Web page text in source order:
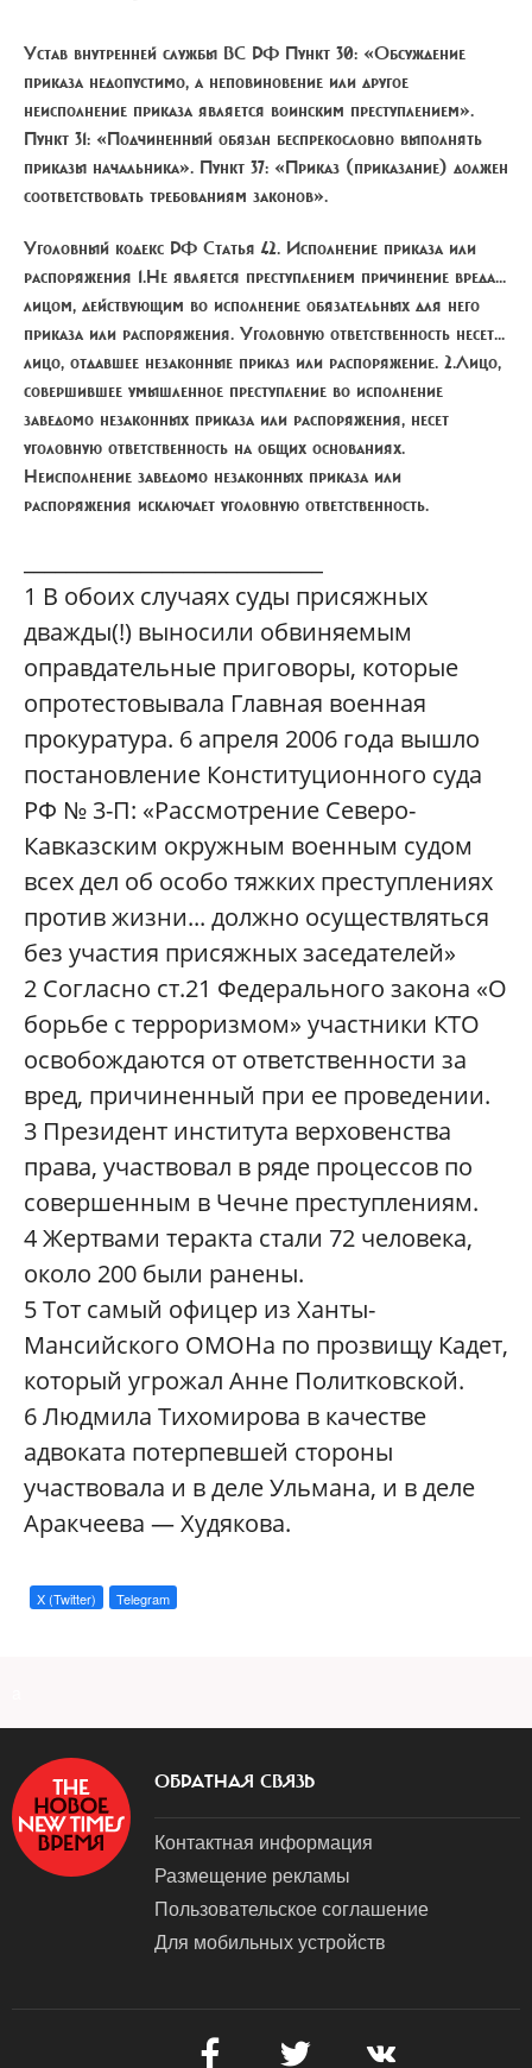
Устав внутренней службы ВС РФ Пункт 30: «Обсуждение
приказа недопустимо, а неповиновение или другое
неисполнение приказа является воинским преступлением».
Пункт 31: «Подчиненный обязан беспрекословно выполнять
приказы начальника». Пункт 37: «Приказ (приказание) должен
соответствовать требованиям законов».
Уголовный кодекс РФ Статья 42. Исполнение приказа или
распоряжения 1.Не является преступлением причинение вреда...
лицом, действующим во исполнение обязательных для него
приказа или распоряжения. Уголовную ответственность несет...
лицо, отдавшее незаконные приказ или распоряжение. 2.Лицо,
совершившее умышленное преступление во исполнение
заведомо незаконных приказа или распоряжения, несет
уголовную ответственность на общих основаниях.
Неисполнение заведомо незаконных приказа или
распоряжения исключает уголовную ответственность.
1 В обоих случаях суды присяжных
дважды(!) выносили обвиняемым
оправдательные приговоры, которые
опротестовывала Главная военная
прокуратура. 6 апреля 2006 года вышло
постановление Конституционного суда
РФ № 3-П: «Рассмотрение Северо-
Кавказским окружным военным судом
всех дел об особо тяжких преступлениях
против жизни... должно осуществляться
без участия присяжных заседателей»
2 Согласно ст.21 Федерального закона «О
борьбе с терроризмом» участники КТО
освобождаются от ответственности за
вред, причиненный при ее проведении.
3 Президент института верховенства
права, участвовал в ряде процессов по
совершенным в Чечне преступлениям.
4Жертвами теракта стали 72 человека,
около 200 были ранены.
5Тот самый офицер из Ханты-
Мансийского ОМОНа по прозвищу Кадет,
который угрожал Анне Политковской.
6Людмила Тихомирова в качестве
адвоката потерпевшей стороны
участвовала и в деле Ульмана, и в деле
Аракчеева — Худякова.
X (Twitter) Telegram
ОБРАТНАЯ СВЯЗЬ
Контактная информация
Размещение рекламы
Пользовательское соглашение
Для мобильных устройств